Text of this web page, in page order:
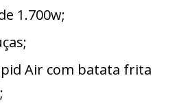
1.700w;
Air com batata frita